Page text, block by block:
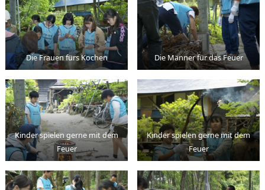
Die Frauen fürs Kochen Die Männer für das Feuer
Kinder spielen gerne mit dem
Feuer
Kinder spielen gerne mit dem
Feuer